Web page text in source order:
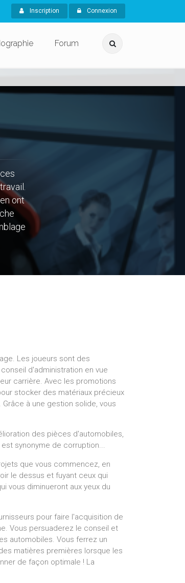
Inscription Connexion
Forum
ont
Les joueurs sont des
d'administration en vue
carrière. Avec les promotions
stocker des matériaux précieux
à une gestion solide, vous
des pièces d'automobiles,
synonyme de corruption...
que vous commencez, en
le dessus et fuyant ceux qui
vous diminueront aux yeux du
pour faire l'acquisition de
Vous persuaderez le conseil et
automobiles. Vous ferrez un
matières premières lorsque les
de façon optimale ! La